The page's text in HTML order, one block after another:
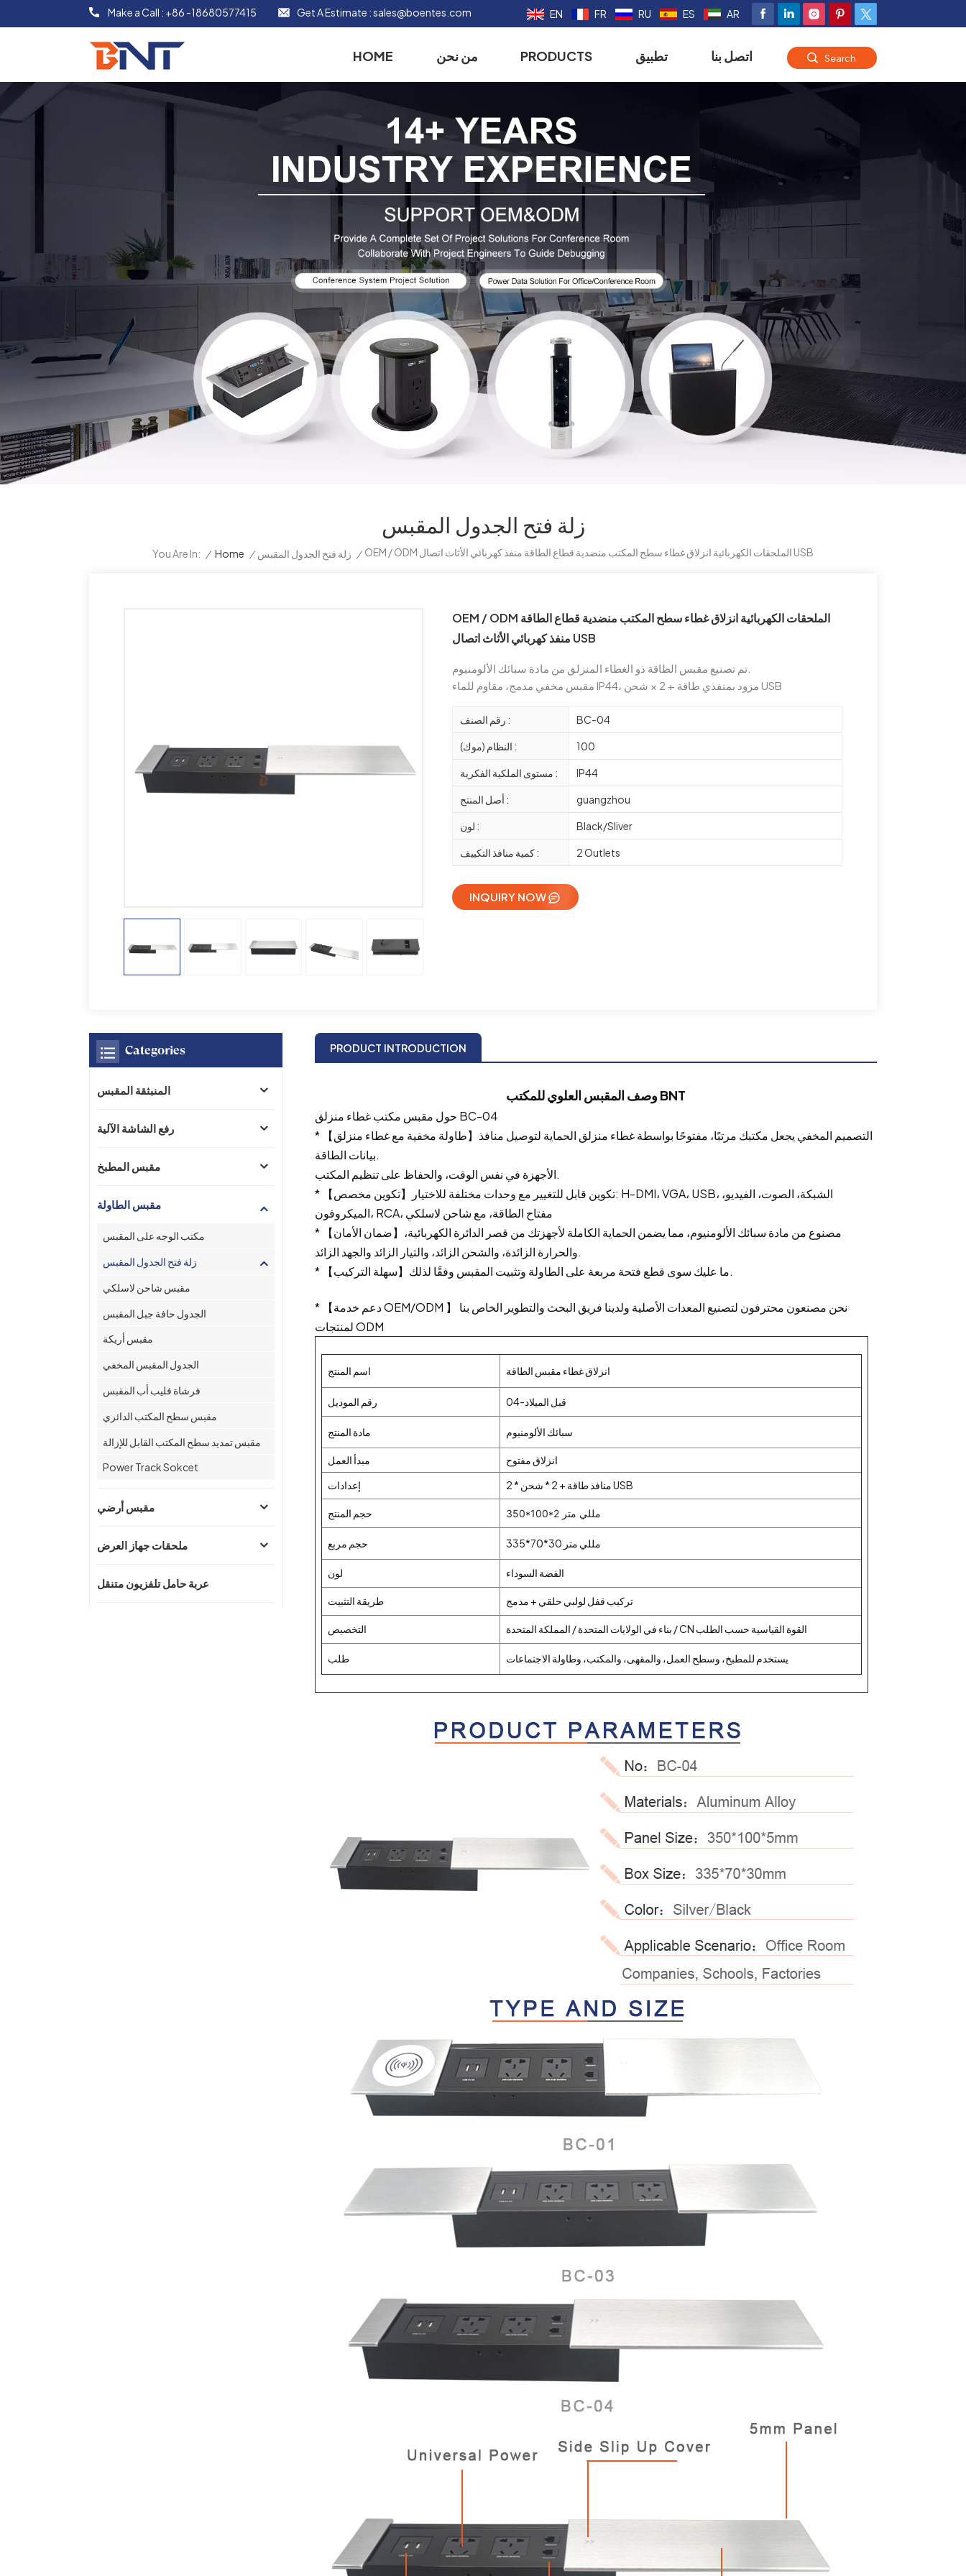
Make a Call : +86 -18680577415 Get A Estimate :sales@boentes.com EN FR RU ES AR
HOME من نحن PRODUCTS تطبيق اتصل بنا Search
زلة فتح الجدول المقبس
You Are In: / Home / زلة فتح الجدول المقبس / OEM / ODM الملحقات الكهربائية انزلاق غطاء سطح المكتب منضدية قطاع الطاقة منفذ كهربائي الأثاث اتصال USB
OEM / ODM الملحقات الكهربائية انزلاق غطاء سطح المكتب منضدية قطاع الطاقة
منفذ كهربائي الأثاث اتصال USB
تم تصنيع مقبس الطاقة ذو الغطاء المنزلق من مادة سبائك الألومنيوم.
مقبس مخفي مدمج، مقاوم للماء IP44، مزود بمنفذي طاقة + 2 × شحن USB
رقم الصنف : BC-04
النظام (موك) : 100
مستوى الملكية الفكرية : IP44
أصل المنتج : guangzhou
لون : Black/Sliver
كمية منافذ التكييف : 2 Outlets
INQUIRY NOW
PRODUCT INTRODUCTION
وصف المقبس العلوي للمكتب BNT
حول مقبس مكتب غطاء منزلق BC-04
* 【طاولة مخفية مع غطاء منزلق】التصميم المخفي يجعل مكتبك مرتبًا، مفتوحًا بواسطة غطاء منزلق الحماية لتوصيل منافذ
بيانات الطاقة.
الأجهزة في نفس الوقت، والحفاظ على تنظيم المكتب.
* 【تكوين مخصص】تكوين قابل للتغيير مع وحدات مختلفة للاختيار: H-DMI، VGA، USB، الشبكة، الصوت، الفيديو،
الميكروفون، RCA، مفتاح الطاقة، مع شاحن لاسلكي
* 【ضمان الأمان】مصنوع من مادة سبائك الألومنيوم، مما يضمن الحماية الكاملة لأجهزتك من قصر الدائرة الكهربائية،
والحرارة الزائدة، والشحن الزائد، والتيار الزائد والجهد الزائد.
* 【سهلة التركيب】ما عليك سوى قطع فتحة مربعة على الطاولة وتثبيت المقبس وفقًا لذلك.
* 【دعم خدمة OEM/ODM 】 نحن مصنعون محترفون لتصنيع المعدات الأصلية ولدينا فريق البحث والتطوير الخاص بنا
لمنتجات ODM
اسم المنتج انزلاق غطاء مقبس الطاقة
رقم الموديل قبل الميلاد-04
مادة المنتج سبائك الألومنيوم
مبدأ العمل
انزلاق مفتوح
إعدادات
2 * منافذ طاقة + 2 * شحن USB
حجم المنتج 350*100*2 مللي متر
حجم مربع 335*70*30 مللي متر
لون الفضة السوداء
طريقة التثبيت تركيب قفل لولبي حلقي + مدمج
التخصيص بناء في الولايات المتحدة / المملكة المتحدة / CN القوة القياسية حسب الطلب
طلب يستخدم للمطبخ، وسطح العمل، والمقهى، والمكتب، وطاولة الاجتماعات
Categories
المنبثقة المقبس
رفع الشاشة الآلية
مقبس المطبخ
مقبس الطاولة
مكتب الوجه على المقبس
زلة فتح الجدول المقبس
مقبس شاحن لاسلكي
الجدول حافة جبل المقبس
مقبس أريكة
الجدول المقبس المخفي
فرشاة فليب أب المقبس
مقبس سطح المكتب الدائري
مقبس تمديد سطح المكتب القابل للإزالة
Power Track Sokcet
مقبس أرضي
ملحقات جهاز العرض
عربة حامل تلفزيون متنقل